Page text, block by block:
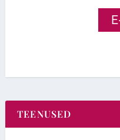
TEENUSED